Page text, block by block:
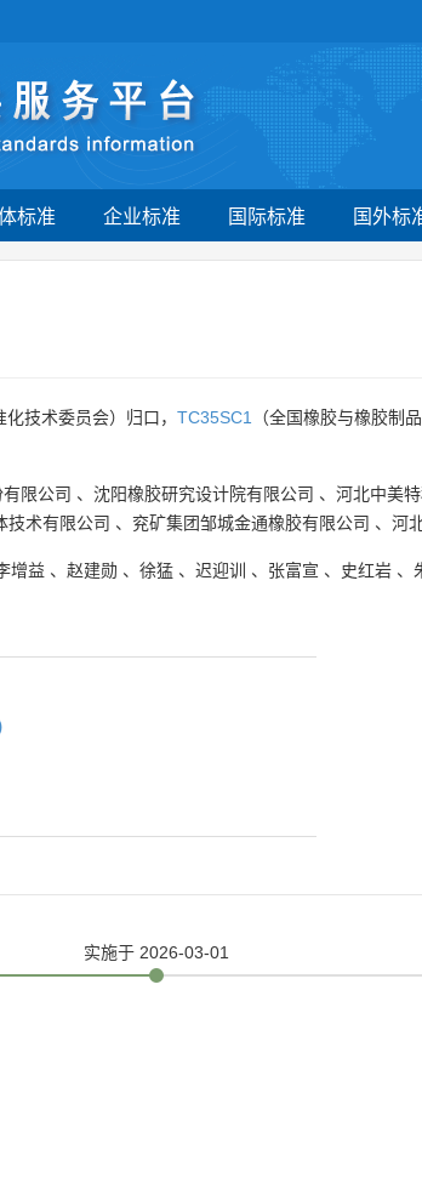
标准 企业标准 国际标准 国外标
技术委员会）归口， TC35SC1
（全国橡胶与橡胶制
限公司 、 沈阳橡胶研究设计院有限公司 、 河北中美
技术有限公司 、 兖矿集团邹城金通橡胶有限公司 、 河
增益 、 赵建勋 、 徐猛 、 迟迎训 、 张富宣 、 史红岩 、
实施于 2026-03-01